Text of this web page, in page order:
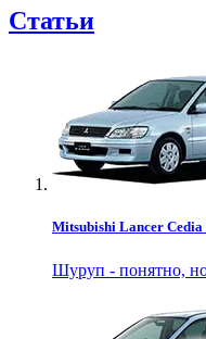
Статьи
Mitsubishi Lancer Cedia
Шуруп - понятно,